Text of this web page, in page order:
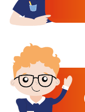
Alle producten
Food Marketing